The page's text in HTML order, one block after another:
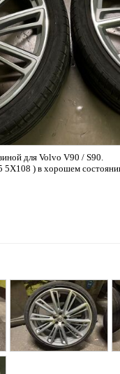
для Volvo V90 / S90.
) в хорошем